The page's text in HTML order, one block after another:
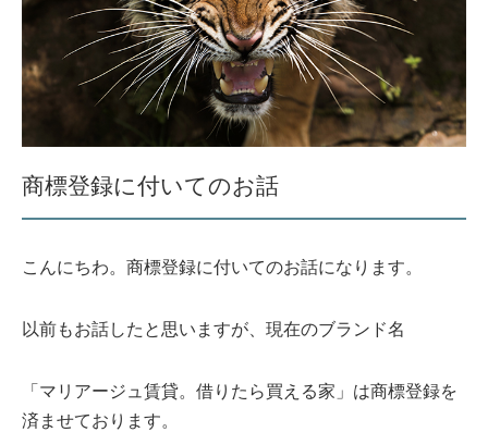
商標登録に付いてのお話
こんにちわ。商標登録に付いてのお話になります。
以前もお話したと思いますが、現在のブランド名
「マリアージュ賃貸。借りたら買える家」は商標登録を
済ませております。